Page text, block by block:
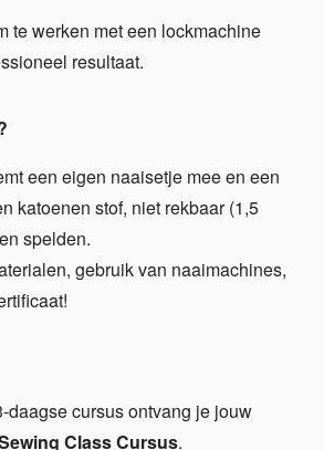
te werken met een lockmachine
resultaat.
een eigen naaisetje mee en een
katoenen stof, niet rekbaar (1,5
spelden.
gebruik van naaimachines,
daagse cursus ontvang je jouw
Class Cursus.